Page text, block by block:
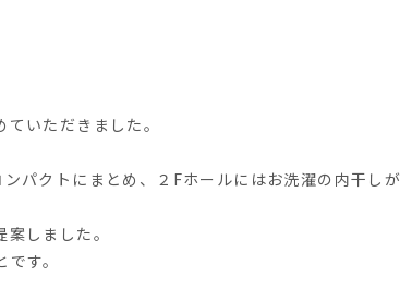
いただきました。
パクトにまとめ、２Fホールにはお洗濯の内干しが
しました。
す。